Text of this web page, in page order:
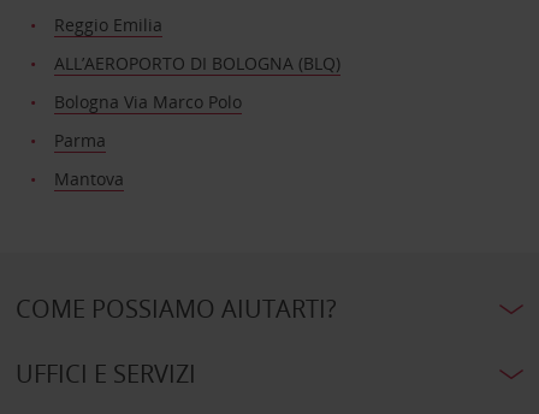
Reggio Emilia
ALL’AEROPORTO DI BOLOGNA (BLQ)
Bologna Via Marco Polo
Parma
Mantova
COME POSSIAMO AIUTARTI?
UFFICI E SERVIZI